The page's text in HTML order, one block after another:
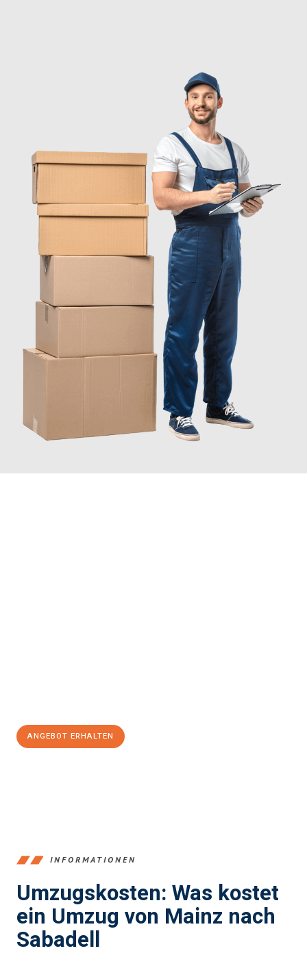
ANGEBOT ERHALTEN
INFORMATIONEN
Umzugskosten: Was kostet
ein Umzug von Mainz nach
Sabadell